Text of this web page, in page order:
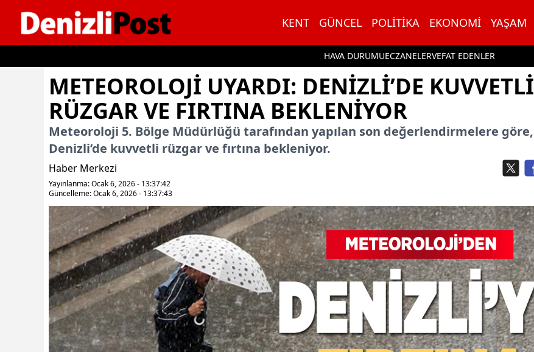
KENT GÜNCEL POLITIKA EKONOMI YAŞAM
HAVA DURUMUECZANELERVEFAT EDENLER
METEOROLOJI UYARDI: DENIZLI’DE KUVVETLI
RÜZGAR VE FIRTINA BEKLENIYOR
Meteoroloji 5. Bölge Müdürlüğü tarafından yapılan son değerlendirmelere göre,
Denizli’de kuvvetli rüzgar ve fırtına bekleniyor.
Haber Merkezi
Yayınlanma: Ocak 6, 2026 - 13:37:42
Güncelleme: Ocak 6, 2026 - 13:37:43